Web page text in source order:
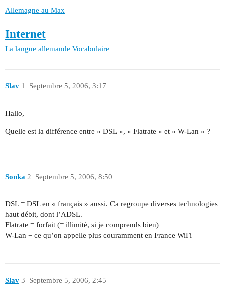
Allemagne au Max
Internet
La langue allemande Vocabulaire
Slav Septembre 5, 2006, 3:17
1
Hallo,
Quelle est la différence entre « DSL », « Flatrate » et « W-Lan » ?
Sonka Septembre 5, 2006, 8:50
2
DSL = DSL en « français » aussi. Ca regroupe diverses technologies
haut débit, dont l’ADSL.
Flatrate = forfait (= illimité, si je comprends bien)
W-Lan = ce qu’on appelle plus couramment en France WiFi
Slav Septembre 5, 2006, 2:45
3